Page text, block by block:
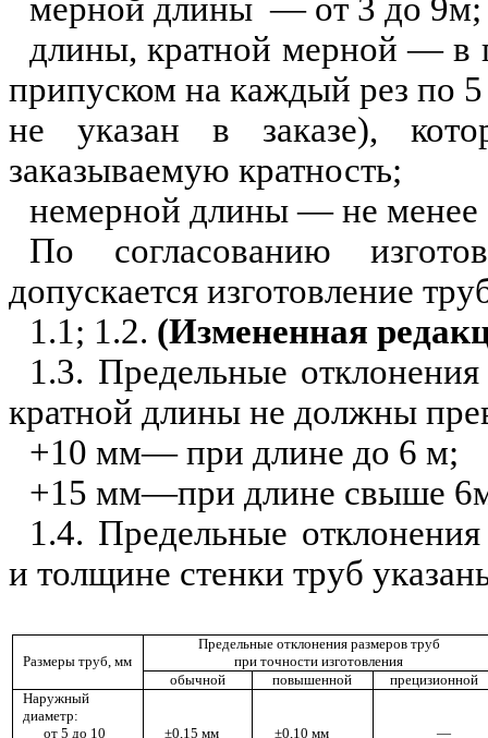
мерной длины — от 3 до 9м;
длины, кратной мерной — в
припуском на каждыйрез по
не указан в заказе),
заказываемую кратность;
немерной длины — не
По согласованию
допускается изготовление
1.1; 1.2. (Измененная
1.3. Предельные
кратной длины не должны
+10 мм— при длине до 6 м;
+15 мм—при длине свыше
1.4. Предельные отклонен
и толщине стенки труб
Размеры труб, мм
Предельные отклонения размеров труб
при точности изготовления
обычной повышенной прецизионной
Наружный
диаметр:
от 5 до 10 ±0,15 мм ±0,10 мм —